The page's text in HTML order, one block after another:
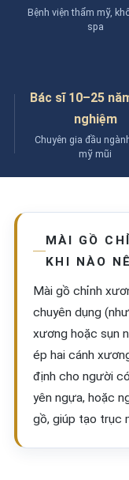
Bệnh viện thẩm mỹ,
spa
Bác sĩ 10–25
nghiệm
Chuyên gia đầu
mỹ mũi
MÀI GỒ
KHI NÀO
Mài gồ chỉnh
chuyên dụng
xương hoặc sụn
ép hai cánh
định cho người
yên ngựa, hoặc
gồ, giúp tạo trục